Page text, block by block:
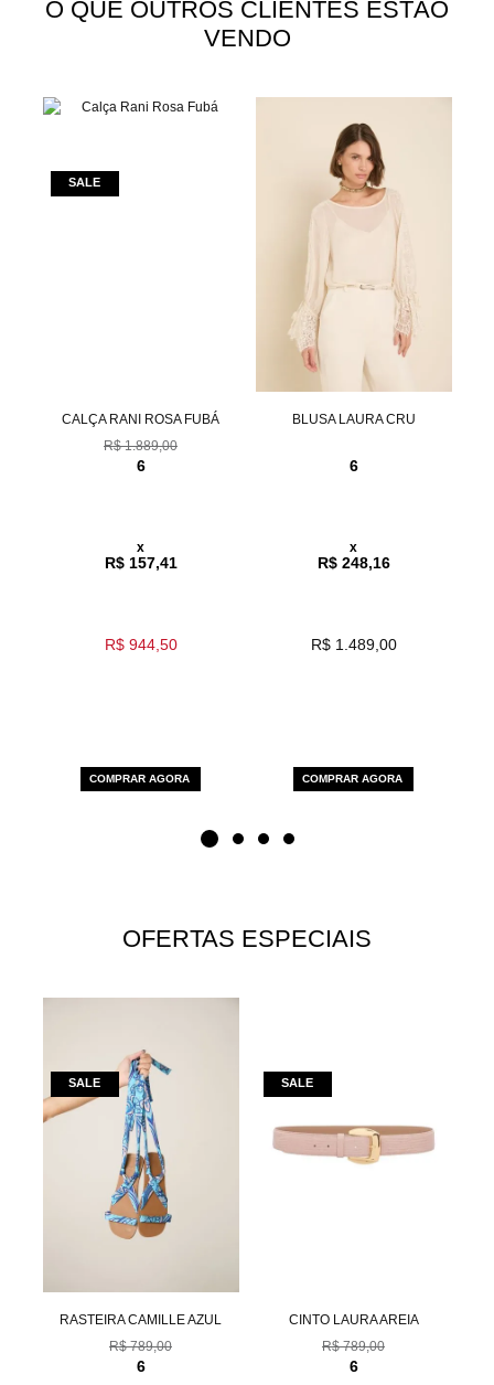
O QUE OUTROS CLIENTES ESTÃO
VENDO
CALÇA RANI ROSA FUBÁ
R$ 1.889,00
6
x
R$ 157,41
R$ 944,50
COMPRAR AGORA
BLUSA LAURA CRU
6
x
R$ 248,16
R$ 1.489,00
COMPRAR AGORA
OFERTAS ESPECIAIS
RASTEIRA CAMILLE AZUL
R$ 789,00
6
CINTO LAURA AREIA
R$ 789,00
6